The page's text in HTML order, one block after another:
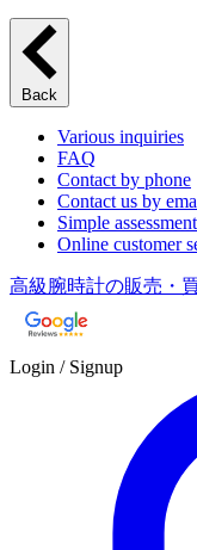
Back
Various inquiries
FAQ
Contact by phone
Contact us by
Simple
Online customer
高級腕時計の販売・
Login / Signup